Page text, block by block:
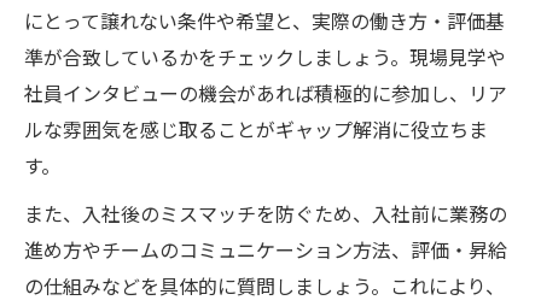
にとって譲れない条件や希望と、実際の働き方・評価基
準が合致しているかをチェックしましょう。現場見学や
社員インタビューの機会があれば積極的に参加し、リア
ルな雰囲気を感じ取ることがギャップ解消に役立ちま
す。
また、入社後のミスマッチを防ぐため、入社前に業務の
進め方やチームのコミュニケーション方法、評価・昇給
の仕組みなどを具体的に質問しましょう。これにより、